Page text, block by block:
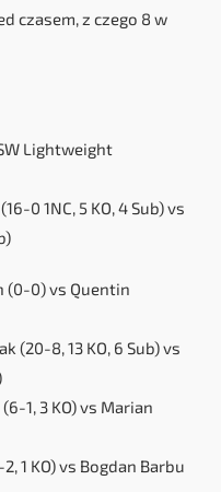
czasem, z czego 8 w
Lightweight
0 1NC, 5 KO, 4 Sub) vs
(0-0) vs Quentin
(20-8, 13 KO, 6 Sub) vs
1, 3 KO) vs Marian
1 KO) vs Bogdan Barbu